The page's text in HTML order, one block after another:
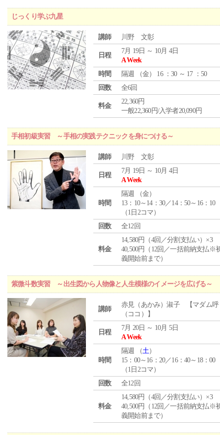
じっくり学ぶ九星
講師 川野 文彰
日程
7月 19日 ～ 10月 4日
A Week
時間
隔週 （金） 16 ：30 ～ 17 ：50
回数
全6回
料金
22,360円
一般22,360円/入学者20,090円
手相初級実習 ～手相の実践テクニックを身につける～
講師 川野 文彰
日程
7月 19日 ～ 10月 4日
A Week
時間
隔週 （金）
13：10～14：30／14：50～16：10
（1日2コマ）
回数
全12回
料金
14,580円（4回／分割支払い）×3
40,500円（12回／一括前納支払※
義開始前まで）
紫微斗数実習 ～出生図から人物像と人生模様のイメージを広げる～
講師
赤見（あかみ）淑子 【マダム呼
（ココ）】
日程
7月 20日 ～ 10月 5日
A Week
時間
隔週 （土）
15：00～16：20／16：40～18：00
（1日2コマ）
回数
全12回
料金
14,580円（4回／分割支払い）×3
40,500円（12回／一括前納支払※
義開始前まで）